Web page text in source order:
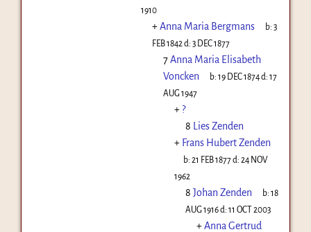
1910
+Anna Maria Bergmans b:3
FEB 1842 d: 3 DEC 1877
7Anna Maria Elisabeth
Voncken
b:19 DEC 1874d:17
AUG 1947
+ ?
8 Lies Zenden
+ Frans Hubert Zenden
b:21 FEB 1877d:24 NOV
1962
8 Johan Zenden b:18
AUG 1916d: 11 OCT 2003
+Anna Gertrud